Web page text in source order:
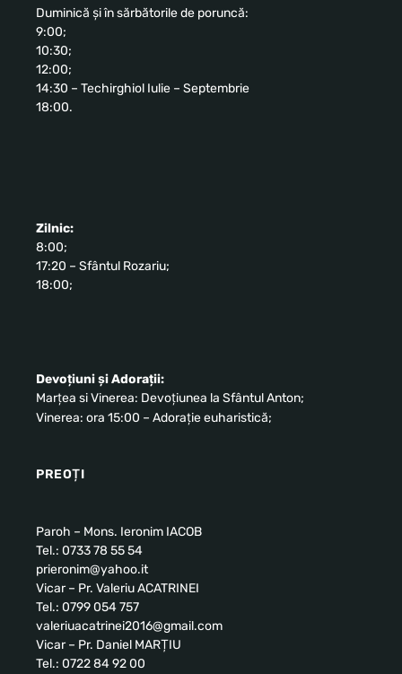
Duminică și în sărbătorile de poruncă:
9:00;
10:30;
12:00;
14:30 – Techirghiol Iulie – Septembrie
18:00.
Zilnic:
8:00;
17:20 – Sfântul Rozariu;
18:00;
Devoțiuni și Adorații:
Marțea si Vinerea: Devoțiunea la Sfântul Anton;
Vinerea: ora 15:00 – Adorație euharistică;
PREOȚI
Paroh – Mons. Ieronim IACOB
Tel.: 0733 78 55 54
prieronim@yahoo.it
Vicar – Pr. Valeriu ACATRINEI
Tel.: 0799 054 757
valeriuacatrinei2016@gmail.com
Vicar – Pr. Daniel MARȚIU
Tel.: 0722 84 92 00